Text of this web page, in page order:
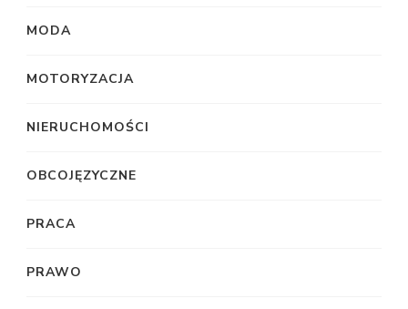
MODA
MOTORYZACJA
NIERUCHOMOŚCI
OBCOJĘZYCZNE
PRACA
PRAWO